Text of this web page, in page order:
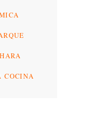
COCINA